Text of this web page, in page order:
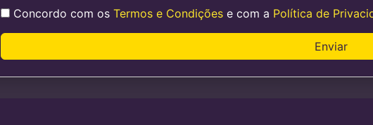
Concordo com os Termos e Condiçõese com a Política de
Enviar